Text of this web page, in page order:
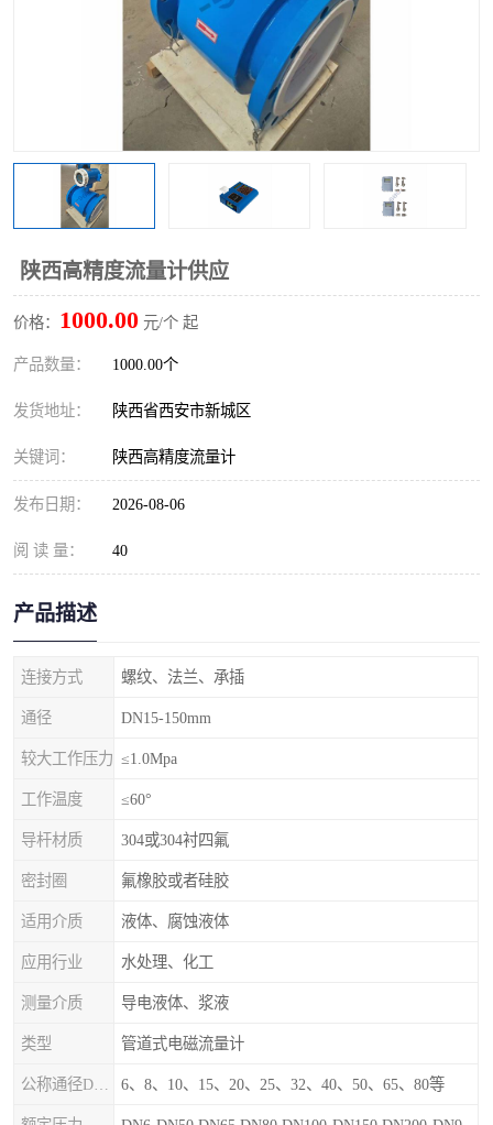
陕西高精度流量计供应
价格： 1000.00 元/个 起
产品数量： 1000.00个
发货地址： 陕西省西安市新城区
关键词： 陕西高精度流量计
发布日期： 2026-08-06
阅 读 量： 40
产品描述
连接方式 螺纹、法兰、承插
通径 DN15-150mm
较大工作压力 ≤1.0Mpa
工作温度 ≤60°
导杆材质 304或304衬四氟
密封圈 氟橡胶或者硅胶
适用介质 液体、腐蚀液体
应用行业 水处理、化工
测量介质 导电液体、浆液
类型 管道式电磁流量计
6、8、10、15、20、25、32、40、50、65、80等